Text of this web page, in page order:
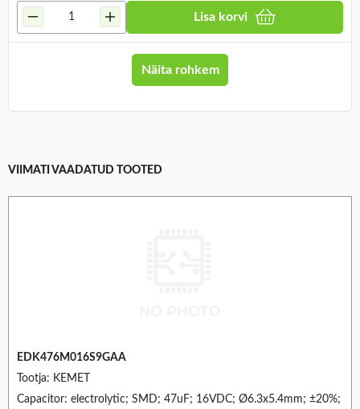
Lisa korvi
Näita rohkem
VIIMATI VAADATUD TOOTED
EDK476M016S9GAA
Tootja: KEMET
Capacitor: electrolytic; SMD; 47uF; 16VDC; Ø6.3x5.4mm; ±20%;